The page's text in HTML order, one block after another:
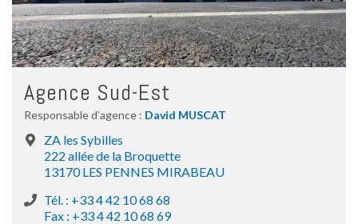
Agence Sud-Est
Responsable d’agence : David MUSCAT
ZA les Sybilles
222 allée de la Broquette
13170 LES PENNES MIRABEAU
Tél. : +33 4 42 10 68 68
Fax : +33 4 42 10 68 69